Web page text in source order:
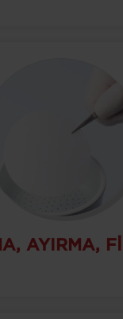
AYIRMA,